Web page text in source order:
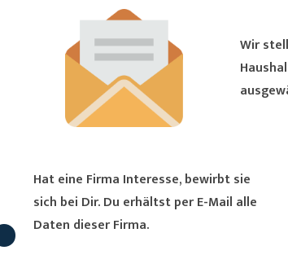
Wir
Haushaltshilfe in
Hat eine Firma Interesse, bewirbt sie
sich bei Dir. Du erhältst per E-Mail alle
Daten dieser Firma.